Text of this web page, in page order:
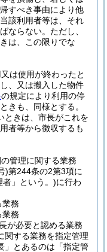
すべき事由により他
該利用者等は、それ
ならない。 ただし、
は、この限りでな
は使用が終わったと
、又は搬入した物件
の規定により利用の停
きも、同様とする。
ときは、市長がこれを
者等から徴収するも
管理に関する業務
)第244条の2第3項に
者」という。)に行わ
業務
業務
が必要と認める業務
関する業務を指定管理
」とあるのは「指定管